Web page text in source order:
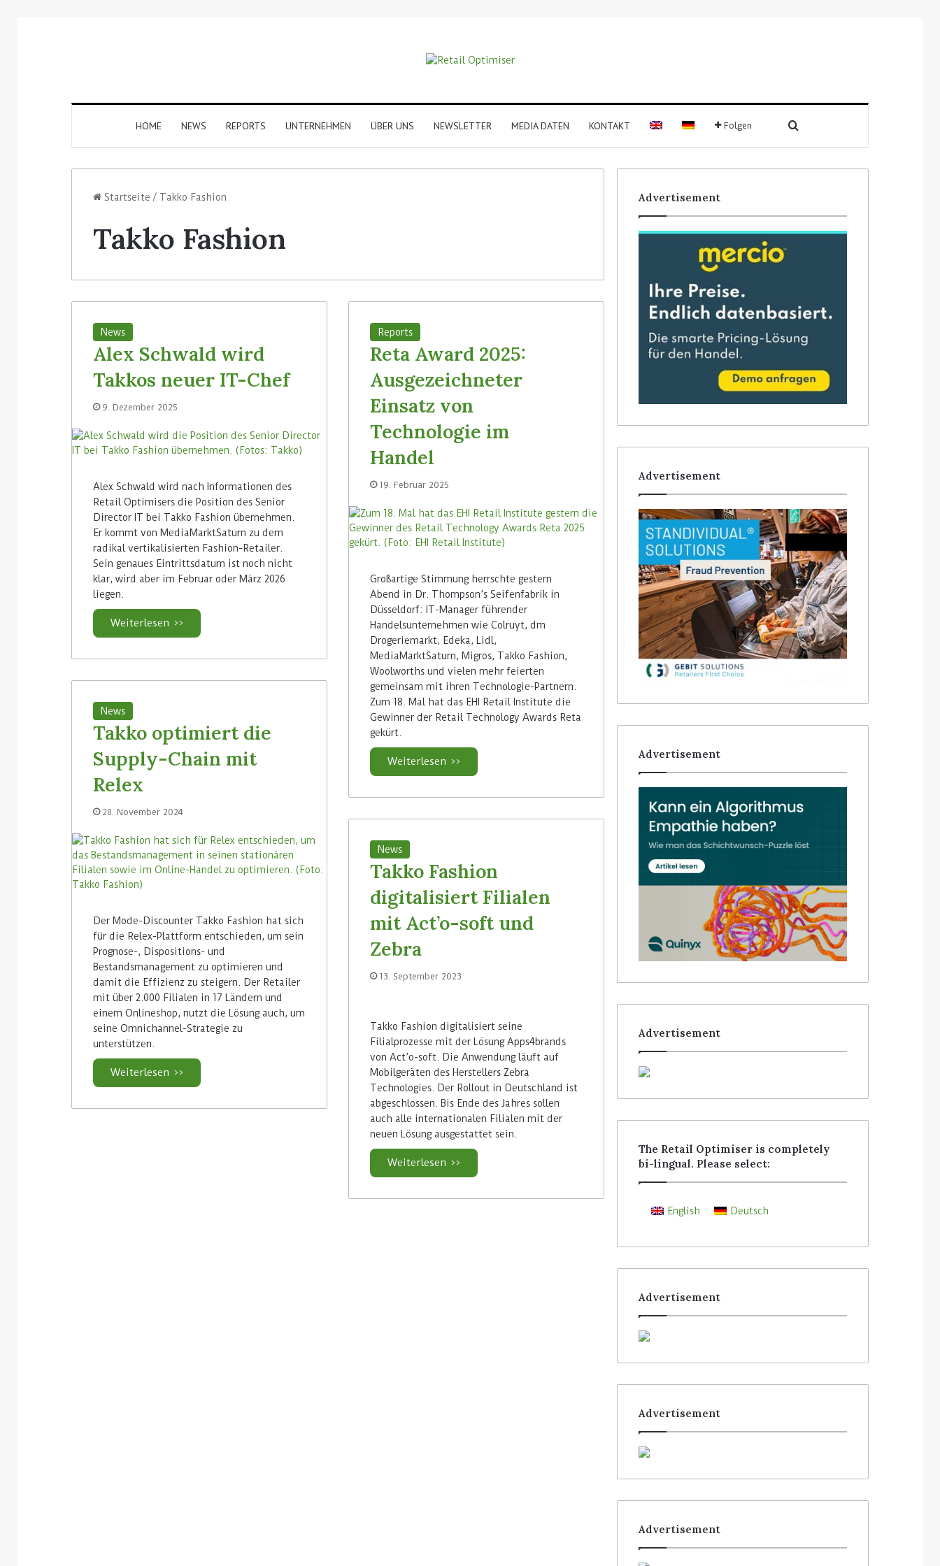
HOME NEWS REPORTS UNTERNEHMEN ÜBER UNS NEWSLETTER MEDIA DATEN KONTAKT Folgen
Sidebar
Startseite / Takko Fashion
Takko Fashion
News
Alex Schwald wird
Takkos neuer IT-Chef
9. Dezember 2025
Alex Schwald wird nach Informationen des
Retail Optimisers die Position des Senior
Director IT bei Takko Fashion übernehmen.
Er kommt von MediaMarktSaturn zu dem
radikal vertikalisierten Fashion-Retailer.
Sein genaues Eintrittsdatum ist noch nicht
klar, wird aber im Februar oder März 2026
liegen.
Weiterlesen >>
Reports
Reta Award 2025:
Ausgezeichneter
Einsatz von
Technologie im
Handel
19. Februar 2025
Großartige Stimmung herrschte gestern
Abend in Dr. Thompson’s Seifenfabrik in
Düsseldorf: IT-Manager führender
Handelsunternehmen wie Colruyt, dm
Drogeriemarkt, Edeka, Lidl,
MediaMarktSaturn, Migros, Takko Fashion,
Woolworths und vielen mehr feierten
gemeinsam mit ihren Technologie-Partnern.
Zum 18. Mal hat das EHI Retail Institute die
Gewinner der Retail Technology Awards Reta
gekürt.
Weiterlesen >>
News
Takko optimiert die
Supply-Chain mit
Relex
28. November 2024
Der Mode-Discounter Takko Fashion hat sich
für die Relex-Plattform entschieden, um sein
Prognose-, Dispositions- und
Bestandsmanagement zu optimieren und
damit die Effizienz zu steigern. Der Retailer
mit über 2.000 Filialen in 17 Ländern und
einem Onlineshop, nutzt die Lösung auch, um
seine Omnichannel-Strategie zu
unterstützen.
Weiterlesen >>
News
Takko Fashion
digitalisiert Filialen
mit Act’o-soft und
Zebra
13. September 2023
Takko Fashion digitalisiert seine
Filialprozesse mit der Lösung Apps4brands
von Act’o-soft. Die Anwendung läuft auf
Mobilgeräten des Herstellers Zebra
Technologies. Der Rollout in Deutschland ist
abgeschlossen. Bis Ende des Jahres sollen
auch alle internationalen Filialen mit der
neuen Lösung ausgestattet sein.
Weiterlesen >>
Advertisement
Advertisement
Advertisement
Advertisement
The Retail Optimiser is completely
bi-lingual. Please select:
English Deutsch
Advertisement
Advertisement
Advertisement